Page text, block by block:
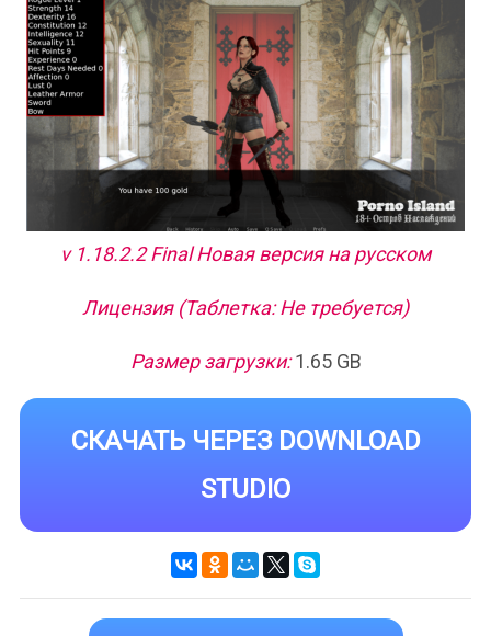
v 1.18.2.2 Final Новая версия на русском
Лицензия (Таблетка: Не требуется)
Размер загрузки:1.65 GB
СКАЧАТЬ ЧЕРЕЗ DOWNLOAD
STUDIO